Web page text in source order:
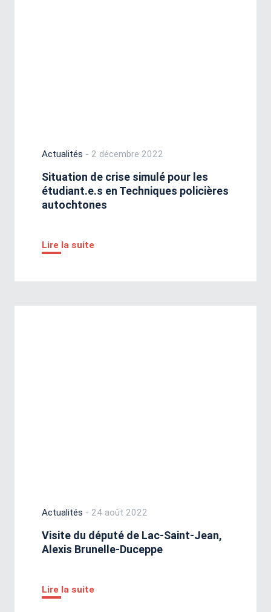
Actualités - 2 décembre 2022
Situation de crise simulé pour les
étudiant.e.s en Techniques policières
autochtones
Lire la suite
Actualités - 24 août 2022
Visite du député de Lac-Saint-Jean,
Alexis Brunelle-Duceppe
Lire la suite